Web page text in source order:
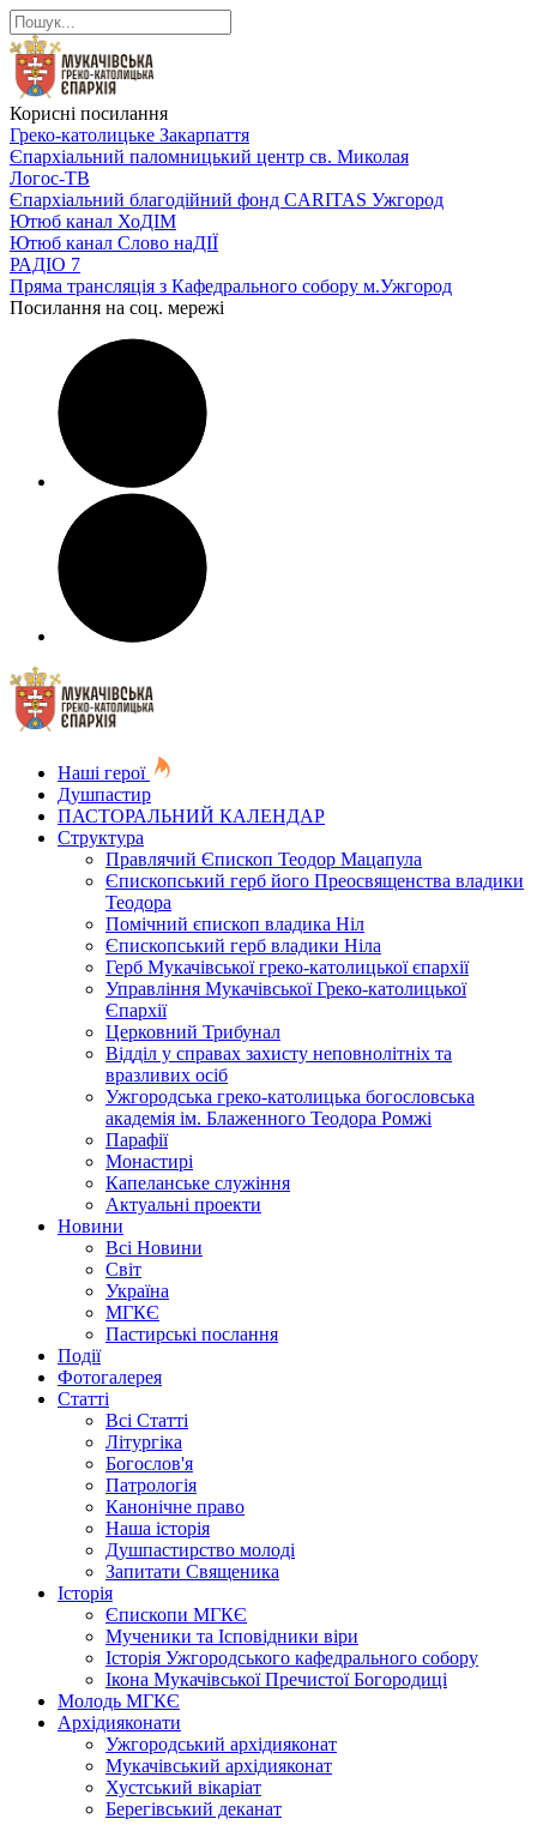
Корисні посилання
Греко-католицьке Закарпаття
Єпархіальний паломницький центр св. Миколая
Логос-ТВ
Єпархіальний благодійний фонд CARITAS Ужгород
Ютюб канал ХоДІМ
Ютюб канал Слово наДІЇ
РАДІО 7
Пряма трансляція з Кафедрального собору м.Ужгород
Посилання на соц. мережі
Наші герої
Душпастир
ПАСТОРАЛЬНИЙ КАЛЕНДАР
Структура
Правлячий Єпископ Теодор Мацапула
Єпископський герб його Преосвященства владики
Теодора
Помічний єпископ владика Ніл
Єпископський герб владики Ніла
Герб Мукачівської греко-католицької єпархії
Управління Мукачівської Греко-католицької
Єпархії
Церковний Трибунал
Відділ у справах захисту неповнолітніх та
вразливих осіб
Ужгородська греко-католицька богословська
академія ім. Блаженного Теодора Ромжі
Парафії
Монастирі
Капеланське служіння
Актуальні проекти
Новини
Всі Новини
Світ
Україна
МГКЄ
Пастирські послання
Події
Фотогалерея
Статті
Всі Статті
Літургіка
Богослов'я
Патрологія
Канонічне право
Наша історія
Душпастирство молоді
Запитати Священика
Історія
Єпископи МГКЄ
Мученики та Ісповідники віри
Історія Ужгородського кафедрального собору
Ікона Мукачівської Пречистої Богородиці
Молодь МГКЄ
Архідияконати
Ужгородський архідияконат
Мукачівський архідияконат
Хустський вікаріат
Берегівський деканат